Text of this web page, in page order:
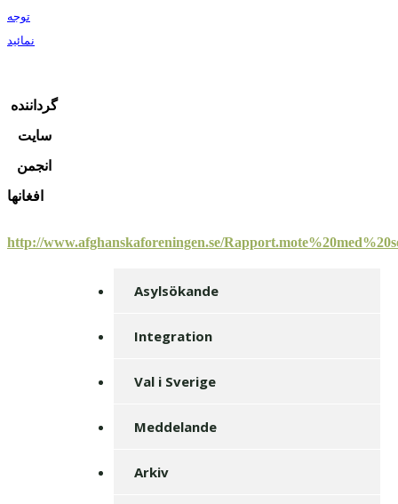
توجه
نمائيد
گرداننده
سايت
انجمن
افغانها
http://www.afghanskaforeningen.se/
Asylsökande
Integration
Val i Sverige
Meddelande
Arkiv